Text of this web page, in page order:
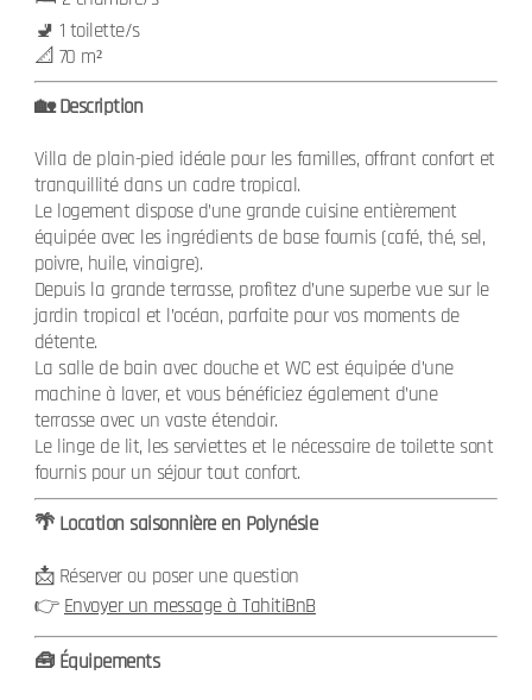
🚽 1 toilette/s
📐 70 m²
🏡 Description
Villa de plain-pied idéale pour les familles, offrant confort et
tranquillité dans un cadre tropical.
Le logement dispose d’une grande cuisine entièrement
équipée avec les ingrédients de base fournis (café, thé, sel,
poivre, huile, vinaigre).
Depuis la grande terrasse, profitez d’une superbe vue sur le
jardin tropical et l’océan, parfaite pour vos moments de
détente.
La salle de bain avec douche et WC est équipée d’une
machine à laver, et vous bénéficiez également d’une
terrasse avec un vaste étendoir.
Le linge de lit, les serviettes et le nécessaire de toilette sont
fournis pour un séjour tout confort.
🌴 Location saisonnière en Polynésie
📩 Réserver ou poser une question
👉 Envoyer un message à TahitiBnB
🧰 Équipements